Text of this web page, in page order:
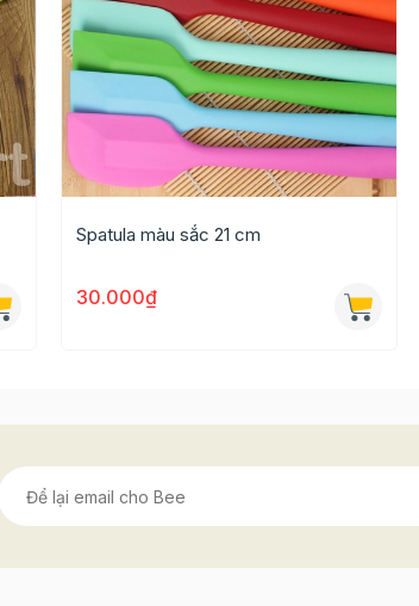
Spatula màu sắc 21 cm
30.000₫